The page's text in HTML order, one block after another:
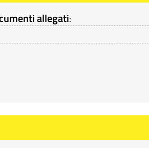
allegati: